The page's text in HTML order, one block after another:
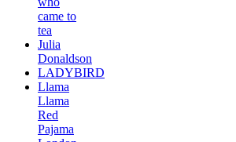
came to
tea
Julia
Donaldson
LADYBIRD
Llama
Llama
Red
Pajama